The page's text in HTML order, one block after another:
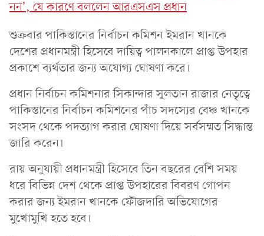
নন’, যে কারণে বললেন আরএসএস প্রধান
শুক্রবার পাকিস্তানের নির্বাচন কমিশন ইমরান খানকে
দেশের প্রধানমন্ত্রী হিসেবে দায়িত্ব পালনকালে প্রাপ্ত উপহার
প্রকাশে ব্যর্থতার জন্য অযোগ্য ঘোষণা করে।
প্রধান নির্বাচন কমিশনার সিকান্দার সুলতান রাজার নেতৃত্বে
পাকিস্তানের নির্বাচন কমিশনের পাঁচ সদস্যের বেঞ্চ খানকে
সংসদ থেকে পদত্যাগ করার ঘোষণা দিয়ে সর্বসম্মত সিদ্ধান্ত
জারি করেন।
রায় অনুযায়ী প্রধানমন্ত্রী হিসেবে তিন বছরের বেশি সময়
ধরে বিভিন্ন দেশ থেকে প্রাপ্ত উপহারের বিবরণ গোপন
করার জন্য ইমরান খানকে ফৌজদারি অভিযোগের
মুখোমুখি হতে হবে।